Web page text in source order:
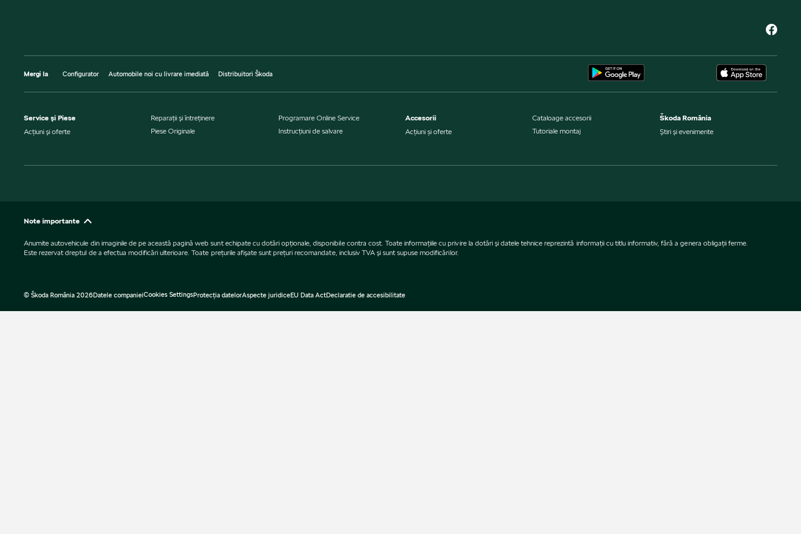
Mergi la Configurator Automobile noi cu livrare imediată Distribuitori Škoda
Service şi Piese
Acţiuni şi oferte
Reparaţii şi întreţinere
Piese Originale
Programare Online Service
Instrucţiuni de salvare
Accesorii
Acțiuni și oferte
Cataloage accesorii
Tutoriale montaj
Škoda România
Ştiri şi evenimente
Note importante
Anumite autovehicule din imaginile de pe această pagină web sunt echipate cu dotări opţionale, disponibile contra cost. Toate informaţiile cu privire la dotări şi datele tehnice reprezintă informaţii cu titlu informativ, fără a genera obligaţii ferme.
Este rezervat dreptul de a efectua modificări ulterioare. Toate preţurile afişate sunt preţuri recomandate, inclusiv TVA şi sunt supuse modificărilor.
© Škoda România 2026Datele companieiCookies SettingsProtecţia datelorAspecte juridiceEU Data ActDeclaratie de accesibilitate